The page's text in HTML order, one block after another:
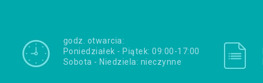
godz. otwarcia:
Poniedziałek - Piątek: 09:00-17:00
Sobota - Niedziela: nieczynne